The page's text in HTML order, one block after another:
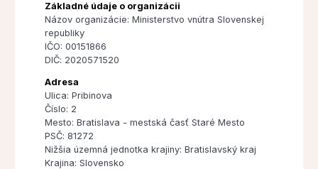
Základné údaje o organizácii
Názov organizácie: Ministerstvo vnútra Slovenskej
republiky
IČO: 00151866
DIČ: 2020571520
Adresa
Ulica: Pribinova
Číslo: 2
Mesto: Bratislava - mestská časť Staré Mesto
PSČ: 81272
Nižšia územná jednotka krajiny: Bratislavský kraj
Krajina: Slovensko